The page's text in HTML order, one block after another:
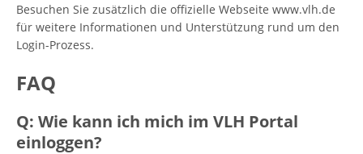
Besuchen Sie zusätzlich die offizielle Webseite www.vlh.de
für weitere Informationen und Unterstützung rund um den
Login-Prozess.
FAQ
Q: Wie kann ich mich im VLH Portal
einloggen?